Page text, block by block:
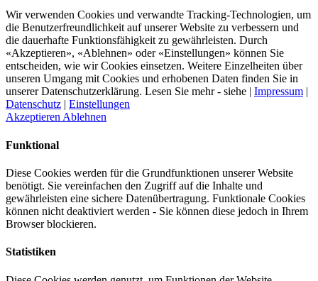
Wir verwenden Cookies und verwandte Tracking-Technologien, um
die Benutzerfreundlichkeit auf unserer Website zu verbessern und
die dauerhafte Funktionsfähig­keit zu gewährleisten. Durch
«Akzeptieren», «Ablehnen» oder «Einstellungen» können Sie
entscheiden, wie wir Cookies einsetzen. Weitere Einzelheiten über
unseren Umgang mit Cookies und erhobenen Daten finden Sie in
unserer Datenschutzerklärung. Lesen Sie mehr - siehe | Impressum |
Datenschutz | Einstellungen
AkzeptierenAblehnen
Funktional
Diese Cookies werden für die Grundfunktionen unserer Website
benötigt. Sie vereinfachen den Zugriff auf die Inhalte und
gewährleisten eine sichere Datenübertragung. Funktionale Cookies
können nicht deaktiviert werden - Sie können diese jedoch in Ihrem
Browser blockieren.
Statistiken